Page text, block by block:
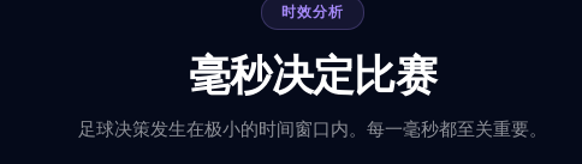
时效分析
毫秒决定比赛
足球决策发生在极小的时间窗口内。每一毫秒都至关重要。